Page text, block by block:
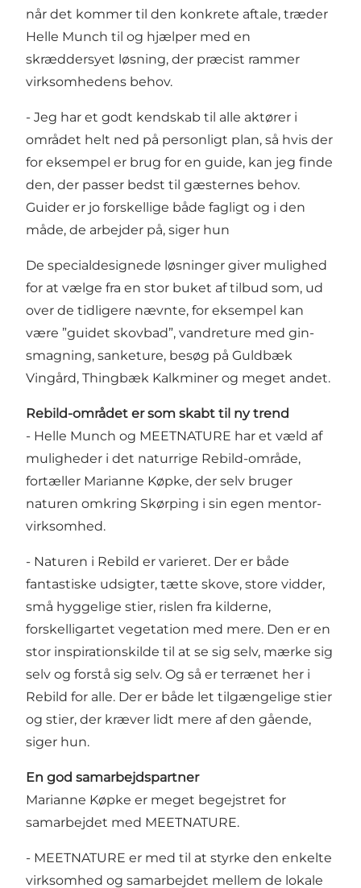
når det kommer til den konkrete aftale, træder
Helle Munch til og hjælper med en
skræddersyet løsning, der præcist rammer
virksomhedens behov.
- Jeg har et godt kendskab til alle aktører i
området helt ned på personligt plan, så hvis der
for eksempel er brug for en guide, kan jeg finde
den, der passer bedst til gæsternes behov.
Guider er jo forskellige både fagligt og i den
måde, de arbejder på, siger hun
De specialdesignede løsninger giver mulighed
for at vælge fra en stor buket af tilbud som, ud
over de tidligere nævnte, for eksempel kan
være ”guidet skovbad”, vandreture med gin-
smagning, sanketure, besøg på Guldbæk
Vingård, Thingbæk Kalkminer og meget andet.
Rebild-området er som skabt til ny trend
- Helle Munch og MEETNATURE har et væld af
muligheder i det naturrige Rebild-område,
fortæller Marianne Køpke, der selv bruger
naturen omkring Skørping i sin egen mentor-
virksomhed.
- Naturen i Rebild er varieret. Der er både
fantastiske udsigter, tætte skove, store vidder,
små hyggelige stier, rislen fra kilderne,
forskelligartet vegetation med mere. Den er en
stor inspirationskilde til at se sig selv, mærke sig
selv og forstå sig selv. Og så er terrænet her i
Rebild for alle. Der er både let tilgængelige stier
og stier, der kræver lidt mere af den gående,
siger hun.
En god samarbejdspartner
Marianne Køpke er meget begejstret for
samarbejdet med MEETNATURE.
- MEETNATURE er med til at styrke den enkelte
virksomhed og samarbejdet mellem de lokale